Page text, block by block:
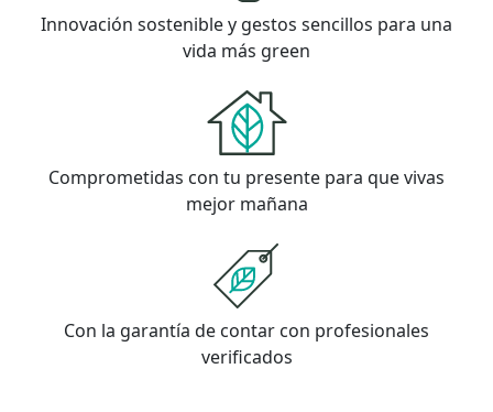
Innovación sostenible y gestos sencillos para una
vida más green
Comprometidas con tu presente para que vivas
mejor mañana
Con la garantía de contar con profesionales
verificados